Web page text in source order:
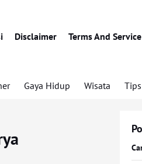
Disclaimer Terms And Service
Gaya Hidup Wisata Tips